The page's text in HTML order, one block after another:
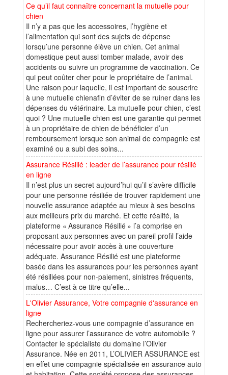
Ce qu’il faut connaître concernant la mutuelle pour
chien
Il n’y a pas que les accessoires, l’hygiène et
l’alimentation qui sont des sujets de dépense
lorsqu’une personne élève un chien. Cet animal
domestique peut aussi tomber malade, avoir des
accidents ou suivre un programme de vaccination. Ce
qui peut coûter cher pour le propriétaire de l’animal.
Une raison pour laquelle, il est important de souscrire
à une mutuelle chienafin d’éviter de se ruiner dans les
dépenses du vétérinaire. La mutuelle pour chien, c’est
quoi ? Une mutuelle chien est une garantie qui permet
à un propriétaire de chien de bénéficier d’un
remboursement lorsque son animal de compagnie est
examiné ou a subi des soins...
Assurance Résilié : leader de l’assurance pour résilié
en ligne
Il n’est plus un secret aujourd’hui qu’il s’avère difficile
pour une personne résiliée de trouver rapidement une
nouvelle assurance adaptée au mieux à ses besoins
aux meilleurs prix du marché. Et cette réalité, la
plateforme « Assurance Résilié » l’a comprise en
proposant aux personnes avec un pareil profil l’aide
nécessaire pour avoir accès à une couverture
adéquate. Assurance Résilié est une plateforme
basée dans les assurances pour les personnes ayant
été résiliées pour non-paiement, sinistres fréquents,
malus… C’est à ce titre qu’elle...
L'Olivier Assurance, Votre compagnie d'assurance en
ligne
Rechercheriez-vous une compagnie d’assurance en
ligne pour assurer l’assurance de votre automobile ?
Contacter le spécialiste du domaine l’Olivier
Assurance. Née en 2011, L’OLIVIER ASSURANCE est
en effet une compagnie spécialisée en assurance auto